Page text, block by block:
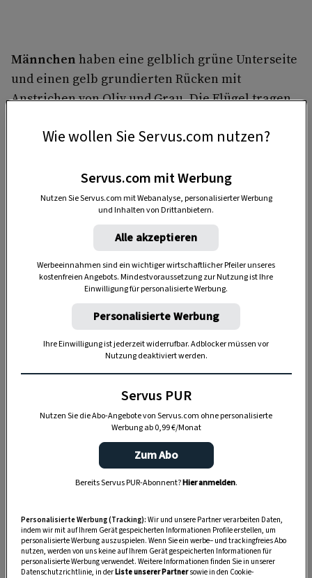
Männchen haben eine gelblich grüne Unterseite
und einen gelb grundierten Rücken mit
Anstrichen von Oliv und Grau. Die Flügel tragen
Grautönen mit deutlich gelben Außenseiten.
unscheinbarer gefärbt. Die Gelbtöne fehlen,
Brust und Unterseite sind hellbraun.
„Servus Garten“ auf WhatsApp
Nutzen Sie WhatsApp auf Ihrem Handy und lieben es, auf
dem Balkon, der Terrasse oder im Garten zu werkeln? In
unserem kostenlosen WhatsApp-Kanal finden Sie täglich
Zimmerpflanzen.
HIER MEHR ERFAHREN
Wie wollen Sie Servus.com nutzen?
Servus.com mit Werbung
Nutzen Sie Servus.com mit Webanalyse, personalisierter Werbung
und Inhalten von Drittanbietern.
Alle akzeptieren
Werbeeinnahmen sind ein wichtiger wirtschaftlicher Pfeiler unseres
kostenfreien Angebots. Mindestvoraussetzung zur Nutzung ist Ihre
Einwilligung für personalisierte Werbung.
Personalisierte Werbung
Ihre Einwilligung ist jederzeit widerrufbar. Adblocker müssen vor
Nutzung deaktiviert werden.
Servus PUR
Nutzen Sie die Abo-Angebote von Servus.com ohne personalisierte
Werbung ab 0,99 €/Monat
Zum Abo
Bereits Servus PUR-Abonnent?Hier anmelden.
Personalisierte Werbung (Tracking): Wir und unsere Partner verarbeiten Daten,
indem wir mit auf Ihrem Gerät gespeicherten Informationen Profile erstellen, um
personalisierte Werbung auszuspielen. Wenn Sie ein werbe– und trackingfreies Abo
nutzen, werden von uns keine auf Ihrem Gerät gespeicherten Informationen für
personalisierte Werbung verwendet. Weitere Informationen finden Sie in unserer
Datenschutzrichtlinie, in derListe unserer Partnersowie in den Cookie-